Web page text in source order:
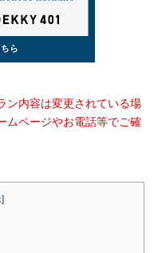
ン内容は変更されている場
ムページやお電話等でご確
]